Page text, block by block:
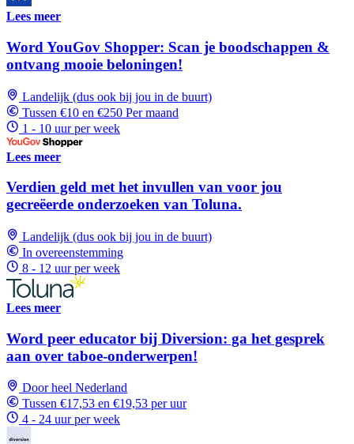
Lees meer
Word YouGov Shopper: Scan je boodschappen &
ontvang mooie beloningen!
Landelijk (dus ook bij jou in de buurt)
Tussen €10 en €250 Per maand
1 - 10 uur per week
Lees meer
Verdien geld met het invullen van voor jou
gecreëerde onderzoeken van Toluna.
Landelijk (dus ook bij jou in de buurt)
In overeenstemming
8 - 12 uur per week
Lees meer
Word peer educator bij Diversion: ga het gesprek
aan over taboe-onderwerpen!
Door heel Nederland
Tussen €17,53 en €19,53 per uur
4 - 24 uur per week